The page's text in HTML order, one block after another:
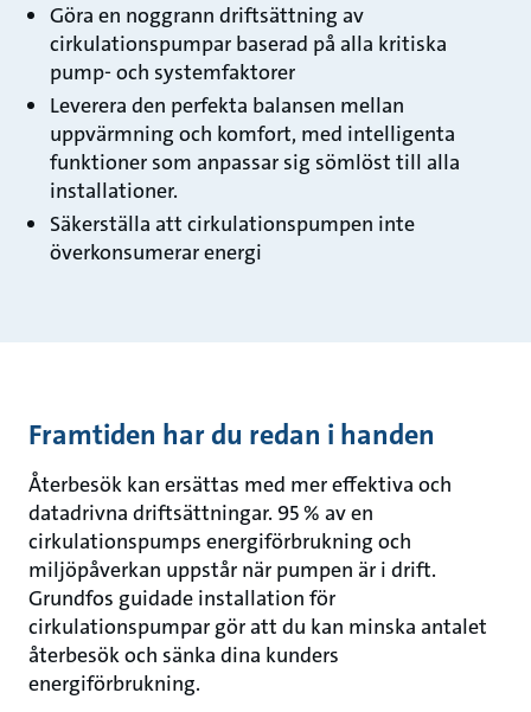
Göra en noggrann driftsättning av
cirkulationspumpar baserad på alla kritiska
pump- och systemfaktorer
Leverera den perfekta balansen mellan
uppvärmning och komfort, med intelligenta
funktioner som anpassar sig sömlöst till alla
installationer.
Säkerställa att cirkulationspumpen inte
överkonsumerar energi
Framtiden har du redan i handen
Återbesök kan ersättas med mer effektiva och
datadrivna driftsättningar. 95 % av en
cirkulationspumps energiförbrukning och
miljöpåverkan uppstår när pumpen är i drift.
Grundfos guidade installation för
cirkulationspumpar gör att du kan minska antalet
återbesök och sänka dina kunders
energiförbrukning.